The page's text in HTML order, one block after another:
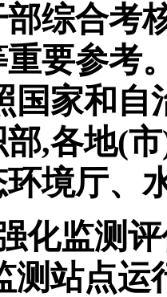
综合考
要参考
国家和自
,各地(
境厅、
化监测
测站点运